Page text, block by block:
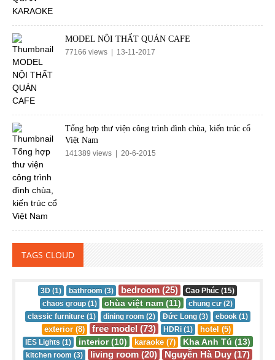
MODEL NỘI THẤT QUÁN CAFE
77166 views | 13-11-2017
Tổng hợp thư viện công trình đình chùa, kiến trúc cổ
Việt Nam
141389 views | 20-6-2015
TAGS CLOUD
3D (1) bathroom (3) bedroom (25)
Cao Phúc (15)
chaos group (1)
chùa việt nam (11)
chung cư (2)
classic furniture (1)
dining room (2) Đức Long (3) ebook (1)
exterior (8) free model (73) HDRi (1) hotel (5)
IES Lights (1) interior (10) karaoke (7) Kha Anh Tú (13)
kitchen room (3) living room (20) Nguyễn Hà Duy (17)